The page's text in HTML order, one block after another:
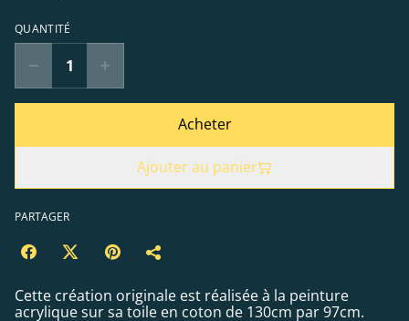
QUANTITÉ
Acheter
Ajouter au panier
PARTAGER
Cette création originale est réalisée à la peinture
acrylique sur sa toile en coton de 130cm par 97cm.